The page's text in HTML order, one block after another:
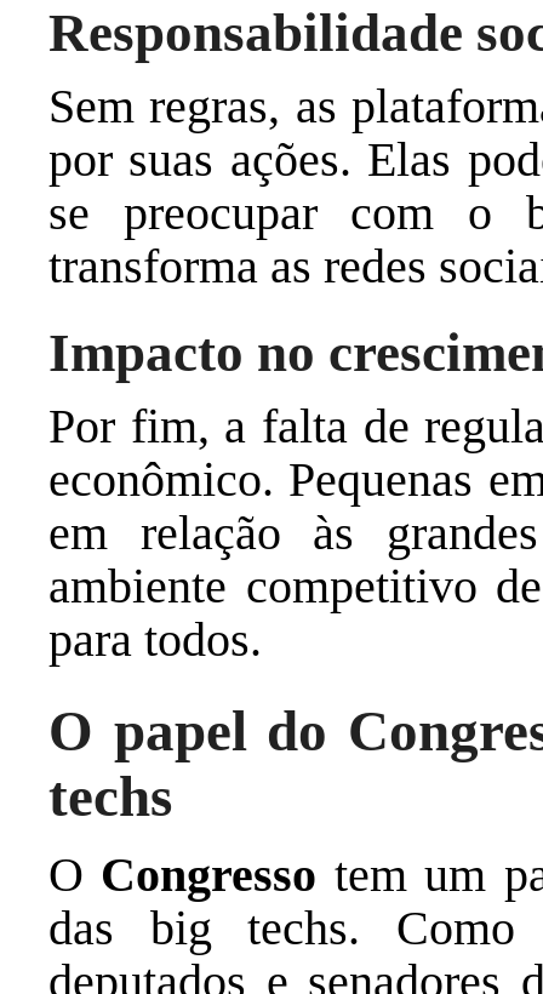
Responsabilidade
Sem regras, as
por suas ações. Elas
se preocupar com o
transforma as redes
Impacto no
Por fim, a falta de
econômico. Pequenas
em relação às
ambiente competitivo
para todos.
O papel do
techs
O Congresso tem um
das big techs. Como
deputados e senadores